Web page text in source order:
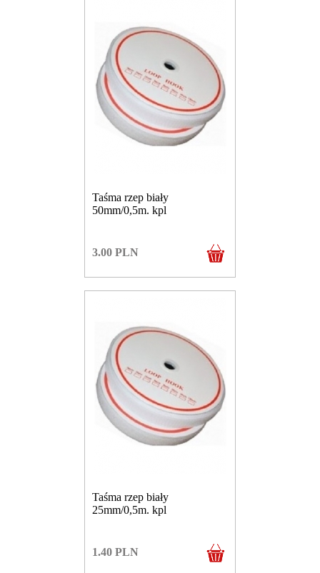
Taśma rzep biały
50mm/0,5m. kpl
3.00 PLN
Taśma rzep biały
25mm/0,5m. kpl
1.40 PLN